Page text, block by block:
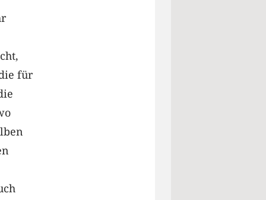
für